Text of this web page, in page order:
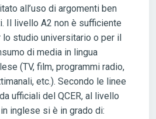
all’uso di argomenti ben
Il livello A2 non è sufficiente
lo studio universitario o per il
di media in lingua
(TV, film, programmi radio,
etc.). Secondo le linee
ufficiali del QCER, al livello
inglese si è in grado di: